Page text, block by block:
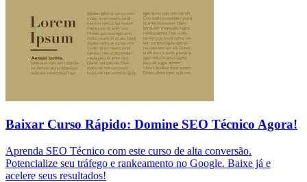
Baixar Curso Rápido: Domine SEO Técnico Agora!
Aprenda SEO Técnico com este curso de alta conversão.
Potencialize seu tráfego e rankeamento no Google. Baixe já e
acelere seus resultados!